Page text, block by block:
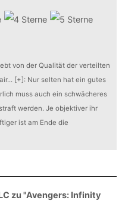
von der Qualität der verteilten
... [+]: Nur selten hat ein gutes
muss auch ein schwächeres
werden. Je objektiver ihr
ist am Ende die
zu "Avengers: Infinity